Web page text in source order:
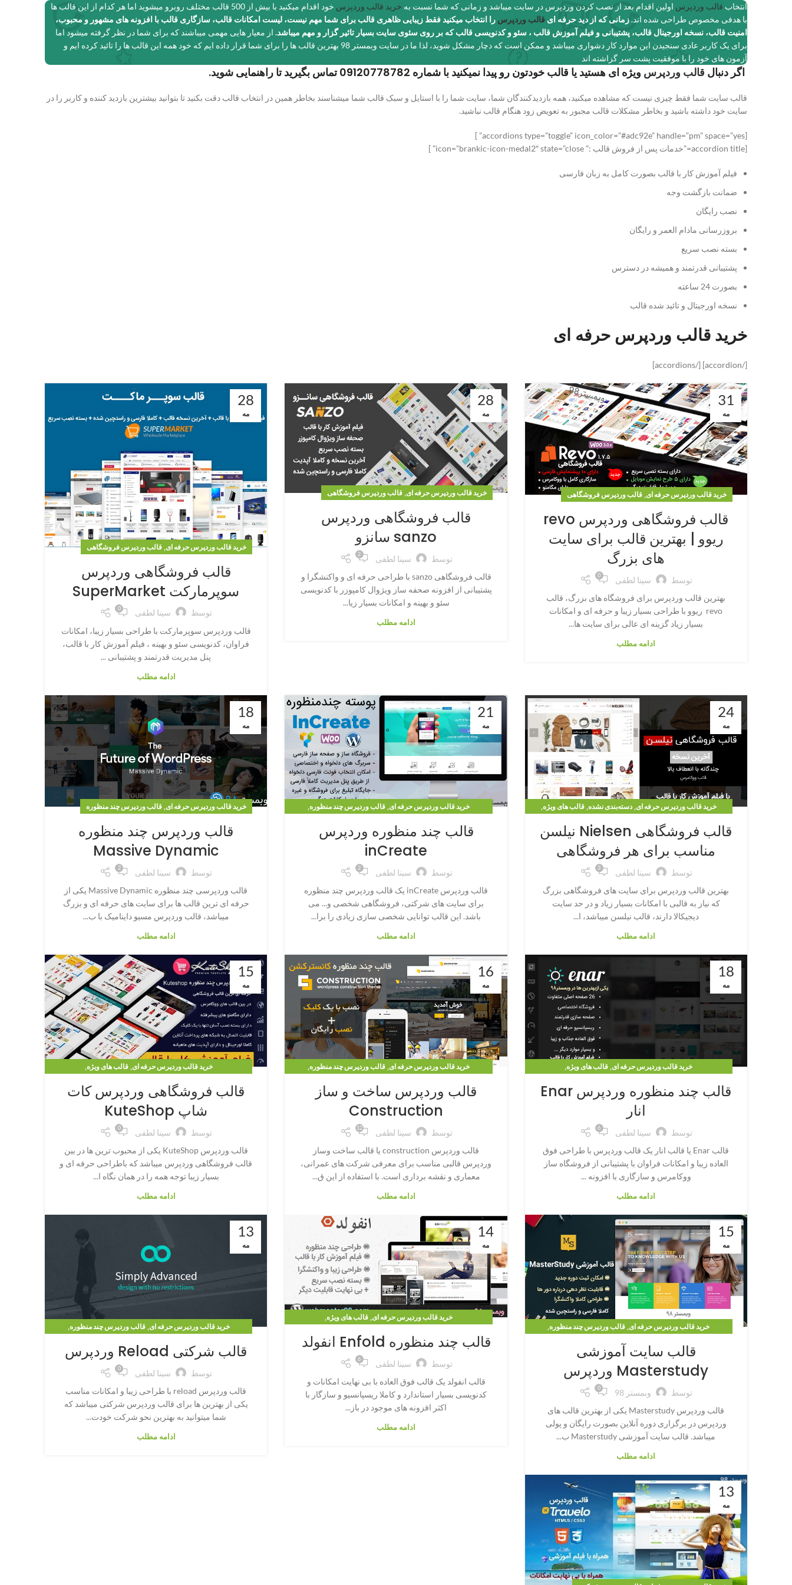
انتخاب قالب وردپرس اولین اقدام بعد از نصب کردن وردپرس در سایت میباشد و زمانی که شما نسبت به خرید قالب وردپرس
خود اقدام میکنید با بیش از 500 قالب مختلف روبرو میشوید اما هر کدام از این قالب ها
با هدفی مخصوص طراحی شده اند.زمانی که از دید حرفه ای قالب وردپرس را انتخاب میکنید فقط زیبایی ظاهری قالب برای شما مهم نیست، لیست امکانات قالب، سازگاری قالب با افزونه های مشهور و محبوب،
امنیت قالب، نسخه اورجینال قالب، پشتیبانی و فیلم آموزش قالب ، سئو و کدنویسی قالب که بر روی سئوی سایت بسیار تاثیر گزار و مهم میباشد. از معیار هایی مهمی میباشند که برای شما در نظر گرفته میشود اما
برای یک کاربر عادی سنجیدن این موارد کار دشواری میباشد و ممکن است که دچار مشکل شوید، لذا ما در سایت وبمستر 98 بهترین قالب ها را برای شما قرار داده ایم که خود همه این قالب ها را تائید کرده ایم و
آزمون های خود را با موفقیت پشت سر گزاشته اند
اگر دنبال قالب وردپرس ویژه ای هستید یا قالب خودتون رو پیدا نمیکنید با شماره 09120778782 تماس بگیرید تا راهنمایی شوید.
قالب سایت شما فقط چیزی نیست که مشاهده میکنید، همه بازدیدکنندگان شما، سایت شما را با استایل و سبک قالب شما میشناسند بخاطر همین در انتخاب قالب دقت بکنید تا بتوانید بیشترین بازدید کننده و کاربر را در
سایت خود داشته باشید و بخاطر مشکلات قالب مجبور به تعویض زود هنگام قالب نباشید.
[accordions type=”toggle” icon_color=”#adc92e” handle=”pm” space=”yes” ]
[accordion title=”خدمات پس از فروش قالب :” icon=”brankic-icon-medal2″ state=”close” ]
فیلم آموزش کار با قالب بصورت کامل به زبان فارسی
ضمانت بازگشت وجه
نصب رایگان
بروزرسانی مادام العمر و رایگان
بسته نصب سریع
پشتیبانی قدرتمند و همیشه در دسترس
بصورت 24 ساعته
نسخه اورجیتال و تائید شده قالب
خرید قالب وردپرس حرفه ای
[/accordion] [/accordions]
31
مه
خرید قالب وردپرس حرفه ای, قالب وردپرس فروشگاهی
قالب فروشگاهی وردپرس revo
ریوو | بهترین قالب برای سایت
های بزرگ
توسط سینا لطفی 0
بهترین قالب وردپرس برای فروشگاه های بزرگ، قالب
revo ریوو با طراحی بسیار زیبا و حرفه ای و امکانات
بسیار زیاد گزینه ای عالی برای سایت ها...
ادامه مطلب
28
مه
خرید قالب وردپرس حرفه ای,قالب وردپرس فروشگاهی
قالب فروشگاهی وردپرس
sanzo سانزو
توسط سینا لطفی 2
قالب فروشگاهی sanzo با طراحی حرفه ای و واکنشگرا و
پشتیبانی از افزونه صحفه ساز ویژوال کامپوزر با کدنویسی
سئو و بهینه و امکانات بسیار زیا...
ادامه مطلب
28
مه
خرید قالب وردپرس حرفه ای, قالب وردپرس فروشگاهی
قالب فروشگاهی وردپرس
سوپرمارکت SuperMarket
توسط سینا لطفی 0
قالب وردپرس سوپرمارکت با طراحی بسیار زیبا، امکانات
فراوان، کدنویسی سئو و بهینه ، فیلم آموزش کار با قالب،
پنل مدیریت قدرتمند و پشتیبانی ...
ادامه مطلب
24
مه
خرید قالب وردپرس حرفه ای,دسته‌بندی نشده,قالب های ویژه,
قالب وردپرس فروشگاهی
قالب فروشگاهی Nielsen نیلسن
مناسب برای هر فروشگاهی
توسط سینا لطفی 3
بهترین قالب وردپرس برای سایت های فروشگاهی بزرگ
که نیاز به قالبی با امکانات بسیار زیاد و در حد سایت
دیجیکالا دارند، قالب نیلسن میباشد، ا...
ادامه مطلب
21
مه
خرید قالب وردپرس حرفه ای, قالب وردپرس چند منظوره,
قالب چند منظوره وردپرس
inCreate
توسط سینا لطفی 2
قالب وردپرس inCreate یک قالب وردپرس چند منظوره
برای سایت های شرکتی، فروشگاهی شخصی و... می
باشد. این قالب توانایی شخصی سازی زیادی را برا...
ادامه مطلب
18
مه
خرید قالب وردپرس حرفه ای, قالب وردپرس چند منظوره
قالب وردپرس چند منظوره
Massive Dynamic
توسط سینا لطفی 2
قالب وردپرسی چند منظوره Massive Dynamic یکی از
حرفه ای ترین قالب ها برای سایت های حرفه ای و بزرگ
میباشد، قالب وردپرس مسیو داینامیک با ب...
ادامه مطلب
18
مه
خرید قالب وردپرس حرفه ای, قالب های ویژه,
قالب وردپرس وبلاگی,وبلاگ
قالب چند منظوره وردپرس Enar
انار
توسط سینا لطفی 6
قالب Enar یا قالب انار یک قالب وردپرس با طراحی فوق
العاده زیبا و امکانات فراوان با پشتیبانی از فروشگاه ساز
ووکامرس و سازگاری با افزونه ...
ادامه مطلب
16
مه
خرید قالب وردپرس حرفه ای, قالب وردپرس چند منظوره,
قالب وردپرس ساخت و ساز
Construction
توسط سینا لطفی 12
قالب وردپرس construction یا قالب ساخت وساز
وردپرس قالبی مناسب برای معرفی شرکت های عمرانی،
معماری و نقشه برداری است. با استفاده از این ق...
ادامه مطلب
15
مه
خرید قالب وردپرس حرفه ای,قالب های ویژه,
قالب وردپرس فروشگاهی
قالب فروشگاهی وردپرس کات
شاپ KuteShop
توسط سینا لطفی 0
قالب وردپرس KuteShop یکی از محبوب ترین ها در بین
قالب فروشگاهی وردپرس میباشد که باطراحی حرفه ای و
بسیار زیبا توجه همه را در همان نگاه ا...
ادامه مطلب
15
مه
خرید قالب وردپرس حرفه ای, قالب وردپرس چند منظوره,
قالب وردپرس فروشگاهی
قالب سایت آموزشی
Masterstudy وردپرس
توسط وبمستر 98 0
قالب وردپرس Masterstudy یکی از بهترین قالب های
وردپرس در برگزاری دوره آنلاین بصورت رایگان و پولی
میباشد. قالب سایت آموزشی Masterstudy ب...
ادامه مطلب
14
مه
خرید قالب وردپرس حرفه ای, قالب های ویژه,
قالب چند منظوره Enfold انفولد
توسط سینا لطفی 6
قالب انفولد یک قالب فوق العاده با بی نهایت امکانات و
کدنویسی بسیار استاندارد و کاملا ریسپانسیو و سازگار با
اکثر افزونه های موجود در باز...
ادامه مطلب
13
مه
خرید قالب وردپرس حرفه ای,قالب وردپرس چند منظوره,
قالب شرکتی Reload وردپرس
توسط سینا لطفی 0
قالب وردپرس reload با طراحی زیبا و امکانات مناسب
یکی از بهترین ها برای قالب وردپرس شرکتی میباشد که
شما میتوانید به بهترین نحو شرکت خودت...
ادامه مطلب
13
مه